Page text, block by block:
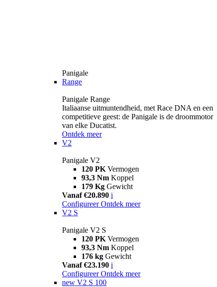
Panigale
Range
Panigale Range
Italiaanse uitmuntendheid, met Race DNA en een
competitieve geest: de Panigale is de droommotor
van elke Ducatist.
Ontdek meer
V2
Panigale V2
120 PK Vermogen
93,3 Nm Koppel
179 Kg Gewicht
Vanaf €20.890 i
Configureer Ontdek meer
V2 S
Panigale V2 S
120 PK Vermogen
93,3 Nm Koppel
176 kg Gewicht
Vanaf €23.190 i
Configureer Ontdek meer
new V2 S 100